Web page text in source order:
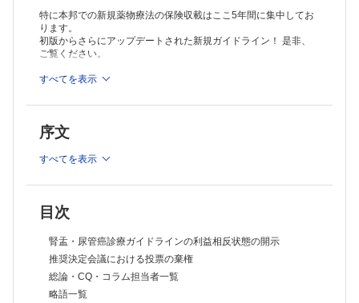
13．今後の改訂
14．ガイドラインのモニタリング
15．資金
17．ガイドライン普及と活用促進のための工夫
19．協力者
20．参考文献
CQ・ステートメント・明日への提言一覧
アルゴリズム
Ⅰ 疫学・病理
Ⅰ．上部尿路上皮癌の疫学
Ⅱ．上部尿路上皮癌の病因
Ⅲ．病理
Ⅳ．腎盂・尿管癌の分子生物学的分類について
Ⅱ 診断
はじめに
特に本邦での新規薬物療法の保険収載はここ5年間に集中してお
ります。
初版からさらにアップデートされた新規ガイドライン！ 是非、
ご覧ください。
※本製品はPCでの閲覧も可能です。
境で閲覧可能なPDF版をご覧いただけます。詳細はこちらでご確
推奨ブラウザ： Firefox 最新版 / Google Chrome 最新版 / Safari
最新版
すべてを表示
序文
すべてを表示
目次
腎盂・尿管癌診療ガイドラインの利益相反状態の開示
推奨決定会議における投票の棄権
総論・CQ・コラム担当者一覧
略語一覧